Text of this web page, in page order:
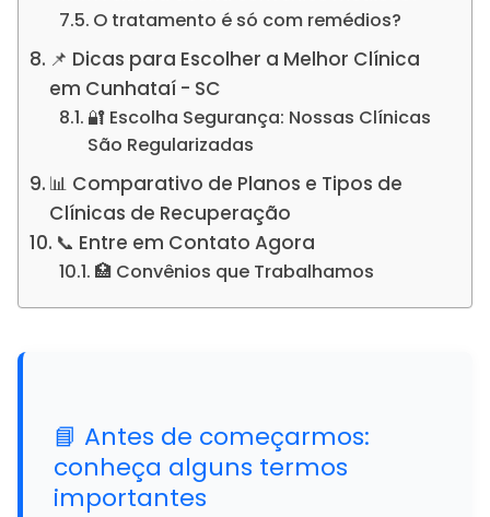
O tratamento é só com remédios?
📌 Dicas para Escolher a Melhor Clínica
em Cunhataí - SC
🔐 Escolha Segurança: Nossas Clínicas
São Regularizadas
📊 Comparativo de Planos e Tipos de
Clínicas de Recuperação
📞 Entre em Contato Agora
🏥 Convênios que Trabalhamos
📘 Antes de começarmos:
conheça alguns termos
importantes